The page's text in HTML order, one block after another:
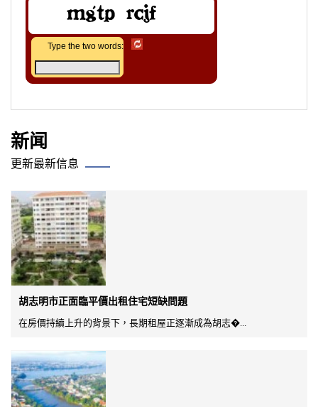
Type the two words:
新闻
更新最新信息
胡志明市正面臨平價出租住宅短缺問題
在房價持續上升的背景下，長期租屋正逐漸成為胡志�...